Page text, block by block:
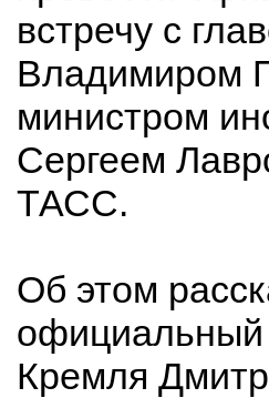
встречу с
Владимиром
министром
Сергеем
ТАСС.
Об этом
официальный
Кремля